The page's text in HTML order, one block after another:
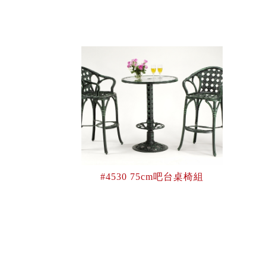
#4530 75cm吧台桌椅組